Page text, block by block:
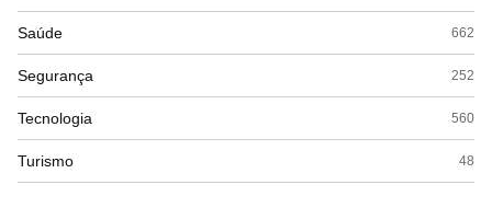
Saúde 662
Segurança 252
Tecnologia 560
Turismo 48